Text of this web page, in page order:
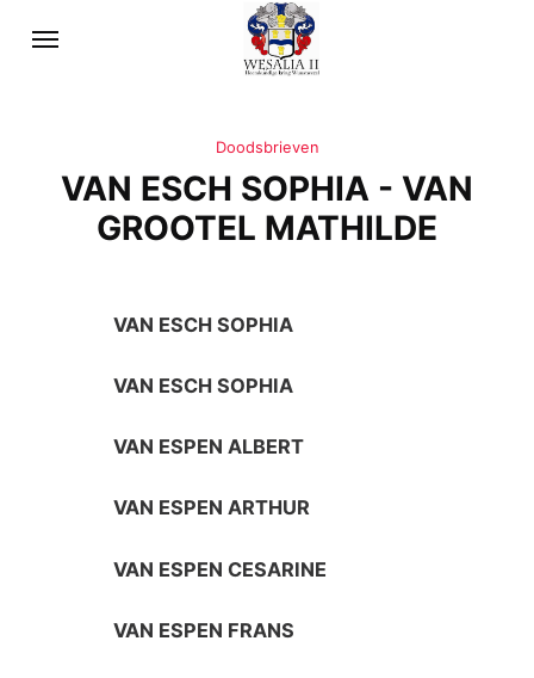
Doodsbrieven
VAN ESCH SOPHIA - VAN
GROOTEL MATHILDE
VAN ESCH SOPHIA
VAN ESCH SOPHIA
VAN ESPEN ALBERT
VAN ESPEN ARTHUR
VAN ESPEN CESARINE
VAN ESPEN FRANS